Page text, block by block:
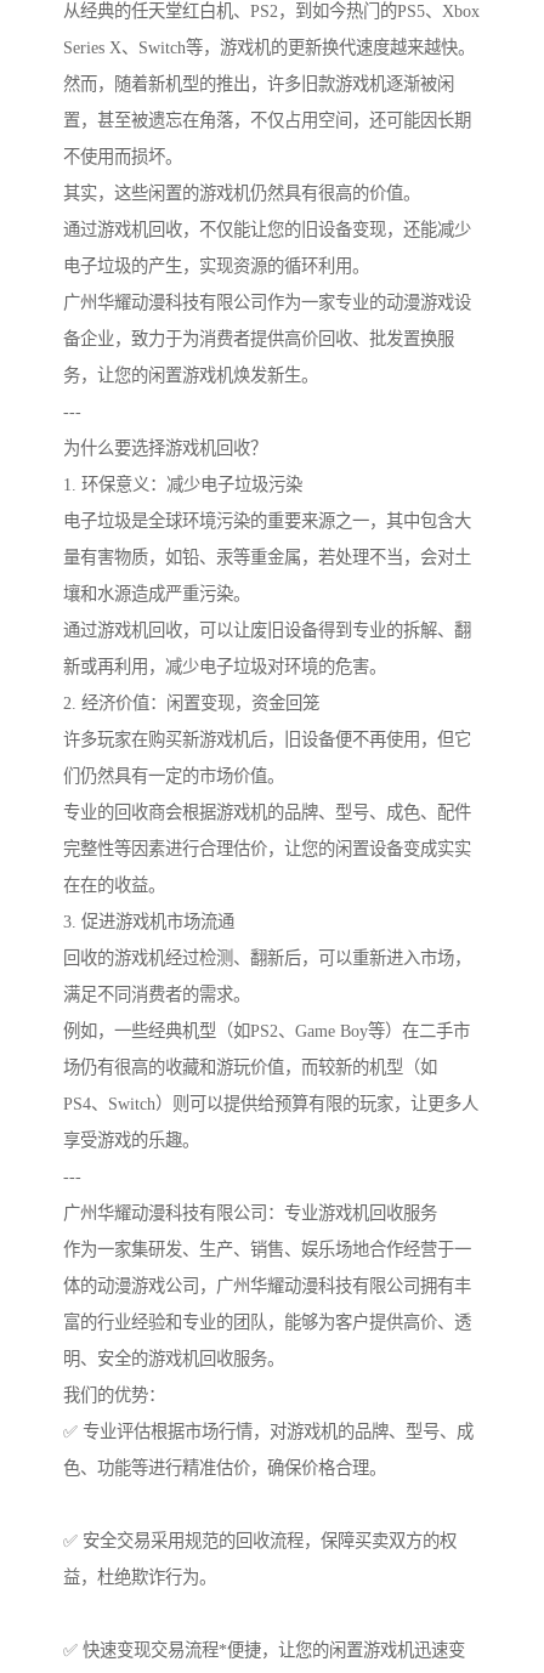
从经典的任天堂红白机、PS2，到如今热门的PS5、Xbox
Series X、Switch等，游戏机的更新换代速度越来越快。
然而，随着新机型的推出，许多旧款游戏机逐渐被闲
置，甚至被遗忘在角落，不仅占用空间，还可能因长期
不使用而损坏。
其实，这些闲置的游戏机仍然具有很高的价值。
通过游戏机回收，不仅能让您的旧设备变现，还能减少
电子垃圾的产生，实现资源的循环利用。
广州华耀动漫科技有限公司作为一家专业的动漫游戏设
备企业，致力于为消费者提供高价回收、批发置换服
务，让您的闲置游戏机焕发新生。
---
为什么要选择游戏机回收？
1. 环保意义：减少电子垃圾污染
电子垃圾是全球环境污染的重要来源之一，其中包含大
量有害物质，如铅、汞等重金属，若处理不当，会对土
壤和水源造成严重污染。
通过游戏机回收，可以让废旧设备得到专业的拆解、翻
新或再利用，减少电子垃圾对环境的危害。
2. 经济价值：闲置变现，资金回笼
许多玩家在购买新游戏机后，旧设备便不再使用，但它
们仍然具有一定的市场价值。
专业的回收商会根据游戏机的品牌、型号、成色、配件
完整性等因素进行合理估价，让您的闲置设备变成实实
在在的收益。
3. 促进游戏机市场流通
回收的游戏机经过检测、翻新后，可以重新进入市场，
满足不同消费者的需求。
例如，一些经典机型（如PS2、Game Boy等）在二手市
场仍有很高的收藏和游玩价值，而较新的机型（如
PS4、Switch）则可以提供给预算有限的玩家，让更多人
享受游戏的乐趣。
---
广州华耀动漫科技有限公司：专业游戏机回收服务
作为一家集研发、生产、销售、娱乐场地合作经营于一
体的动漫游戏公司，广州华耀动漫科技有限公司拥有丰
富的行业经验和专业的团队，能够为客户提供高价、透
明、安全的游戏机回收服务。
我们的优势：
✅ 专业评估根据市场行情，对游戏机的品牌、型号、成
色、功能等进行精准估价，确保价格合理。
✅ 安全交易采用规范的回收流程，保障买卖双方的权
益，杜绝欺诈行为。
✅ 快速变现交易流程*便捷，让您的闲置游戏机迅速变